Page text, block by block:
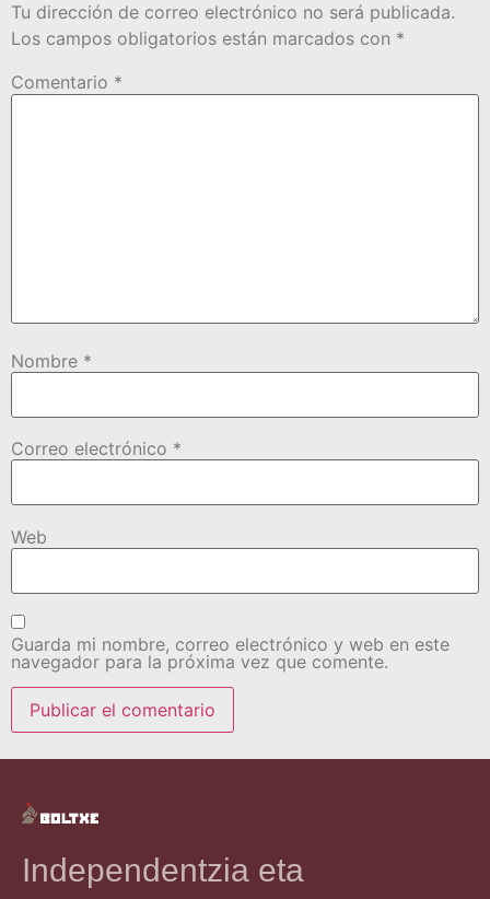
Tu dirección de correo electrónico no será publicada.
Los campos obligatorios están marcados con *
Comentario *
Nombre *
Correo electrónico *
Web
Guarda mi nombre, correo electrónico y web en este
navegador para la próxima vez que comente.
Independentzia eta